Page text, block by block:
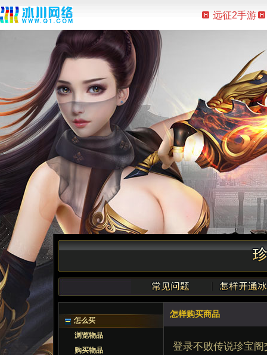
远征2手游
怎么买
浏览物品
购买物品
怎样购买商品
登录不败传说珍宝阁